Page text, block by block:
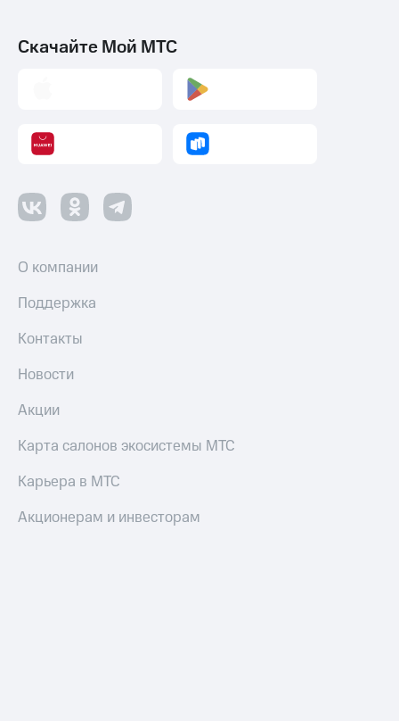
Скачайте Мой МТС
О компании
Поддержка
Контакты
Новости
Акции
Карта салонов экосистемы МТС
Карьера в МТС
Акционерам и инвесторам